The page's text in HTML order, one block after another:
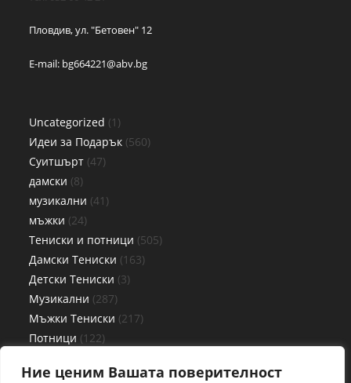
Ние ценим Вашата поверителност
Пловдив, ул. "Бетовен" 12
E-mail: bg664221@abv.bg
Uncategorized 1
Идеи за Подарък 560
Суитшърт 47
дамски 8
музикални 41
мъжки 24
Тениски и потници 505
Дамски Тениски 163
Детски Тениски 3
Музикални 287
Мъжки Тениски 217
Потници 122
Детски потници 3